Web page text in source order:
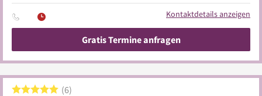
Kontaktdetails anzeigen
Gratis Termine anfragen
6